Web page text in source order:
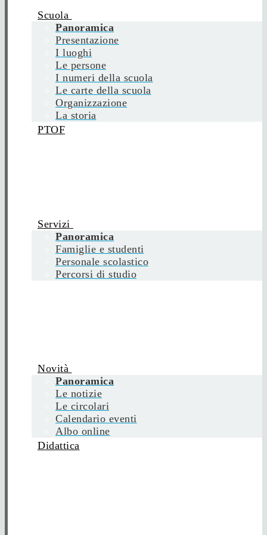
Scuola
Panoramica
Presentazione
I luoghi
Le persone
I numeri della scuola
Le carte della scuola
Organizzazione
La storia
PTOF
Servizi
Panoramica
Famiglie e studenti
Personale scolastico
Percorsi di studio
Novità
Panoramica
Le notizie
Le circolari
Calendario eventi
Albo online
Didattica